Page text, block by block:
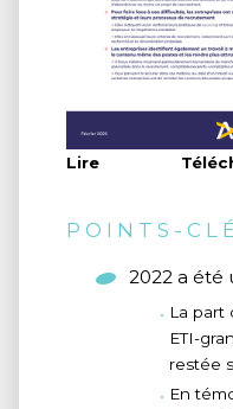
Lire
POINTS-
2022 a été
La part
ETI-
restée
En